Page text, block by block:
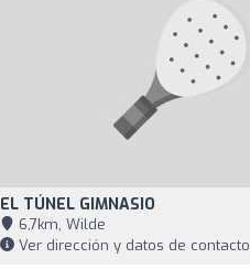
EL TÚNEL GIMNASIO
6,7km, Wilde
Ver dirección y datos de contacto